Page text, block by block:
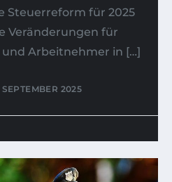
Steuerreform für 2025
Veränderungen für
Arbeitnehmer in […]
2025